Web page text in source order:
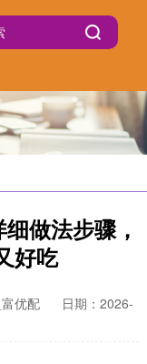
做法步骤，
好吃
优配
日期：2026-